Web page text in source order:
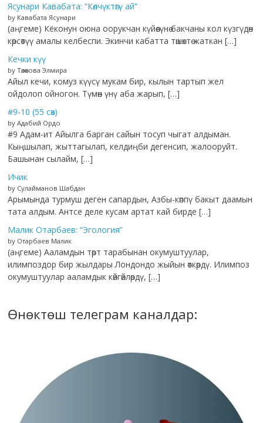
Ясунари Кавабата: “Көлчүктөгү ай”
by Кавабата Ясунари
(аңгеме) Кёконун оюна оорукчан күйөөсүнө бакчаны кол күзгүдөн
көрсөтүү амалы келбеспи. Экинчи кабатта төшөктө жаткан […]
Кечки күү
by Төлөкова Элмира
Айыл кечи, комуз күүсү мукам бир, кылын тартып жел
ойдолоп ойногон. Түмөн үнү аба жарып, […]
#9-10 (55 сөз)
by Адабий Ордо
#9 Адам-ит Айылга барган сайын тосуп чыгат алдыман.
Кыңшылап, жыттагылап, келдиңби дегенсип, жалооруйт.
Башынан сылайм, […]
Ичик
by Сулайманов Шабдан
Арымында турмуш деген сапардын, Азбы-көппү бакыт даамын
тата алдым. Антсе деле кусам артат кай бирде […]
Малик Отарбаев: “Эгология”
by Отарбаев Малик
(аңгеме) Ааламдын төрт тарабынан окумуштуулар,
илимпоздор бир жылдары Лондондо жыйын өткөрдү. Илимпоз
окумуштуулар ааламдык көйгөйлөрдү, […]
Өнөктөш телеграм каналдар: